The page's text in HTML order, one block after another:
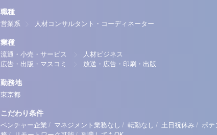
職種
営業系 人材コンサルタント・コーディネーター
業種
流通・小売・サービス
人材ビジネス
広告・出版・マスコミ
放送・広告・印刷・出版
勤務地
東京都
こだわり条件
ベンチャー企業 / マネジメント業務なし / 転勤なし / 土日祝休み / ポテ